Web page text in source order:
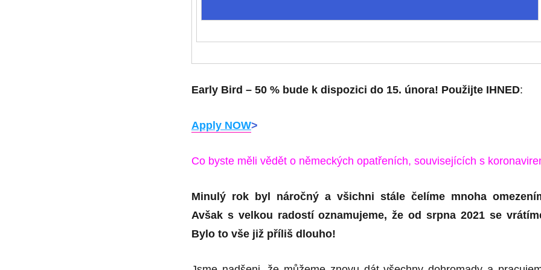
Early Bird – 50 % bude k dispozici do 15. února! Použijte IHNED:
Apply NOW>
Co byste měli vědět o německých opatřeních, souvisejících s
Minulý rok byl náročný a všichni stále čelíme mnoha
Avšak s velkou radostí oznamujeme, že od srpna 2021 se
Bylo to vše již příliš dlouho!